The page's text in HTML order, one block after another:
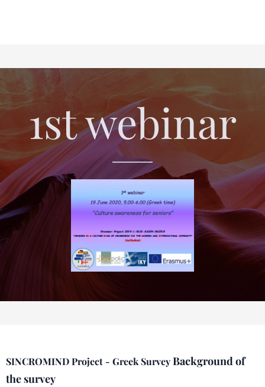
1st webinar
SINCROMIND Project - Greek SurveyBackground of
the survey